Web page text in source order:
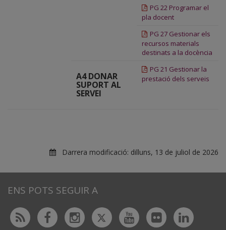
PG 22 Programar el
pla docent
PG 27 Gestionar els
recursos materials
destinats a la docència
A4 DONAR
SUPORT AL
SERVEI
PG 21 Gestionar la
prestació dels serveis
Darrera modificació: dilluns, 13 de juliol de 2026
ENS POTS SEGUIR A
Rss FacebookInstagram
TwitterYoutubeFlickr